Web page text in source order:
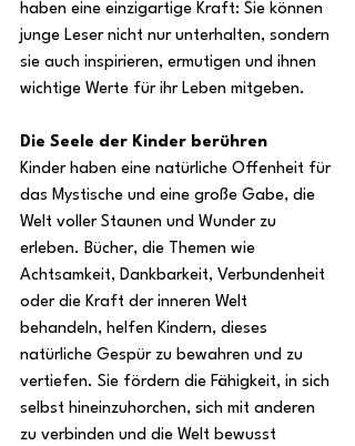
haben eine einzigartige Kraft: Sie können
junge Leser nicht nur unterhalten, sondern
sie auch inspirieren, ermutigen und ihnen
wichtige Werte für ihr Leben mitgeben.
Die Seele der Kinder berühren
Kinder haben eine natürliche Offenheit für
das Mystische und eine große Gabe, die
Welt voller Staunen und Wunder zu
erleben. Bücher, die Themen wie
Achtsamkeit, Dankbarkeit, Verbundenheit
oder die Kraft der inneren Welt
behandeln, helfen Kindern, dieses
natürliche Gespür zu bewahren und zu
vertiefen. Sie fördern die Fähigkeit, in sich
selbst hineinzuhorchen, sich mit anderen
zu verbinden und die Welt bewusst